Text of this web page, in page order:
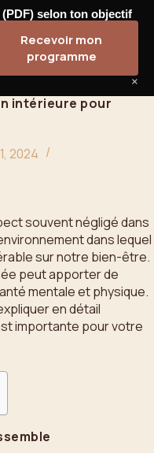
intérieure pour
2024
souvent négligé dans
dans lequel
sur notre bien-être.
peut apporter de
mentale et physique.
en détail
importante pour votre
selon ton objectif
Recevoir mon
programme
×